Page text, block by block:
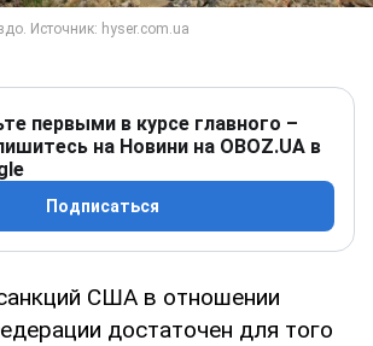
первыми в курсе главного –
на Новини на OBOZ.UA в
Подписаться
США в отношении
достаточен для того